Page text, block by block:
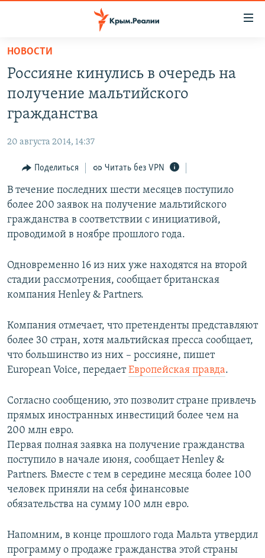
Вернуться
основному
содержанию
Вернутся
главной
навигации
Вернутся
поиску
11 ЛЕТ ОККУПАЦИИ КРЫМА. 11 ИСТОРИЙ СОПРОТИВЛЕНИЯ
ВОДА
ЕЩЕ
ИНТЕРАКТИВ
ИНФОГРАФИКА
СОВЕТЫ ПРАВОЗАЩИТНИКОВ
ПОБЕДИТЕЛЕЙ НЕ СУДЯТ?
КРЫМ.НЕПОКОРЕННЫЙ
УКРАИНСКАЯ ПРОБЛЕМА КРЫМА
РАДІО СВОБОДА
КАК ОБОЙТИ БЛОКИРОВКУ
Українською
Qırımtatar
Все сайты RFE/RL
НОВОСТИ
Россияне кинулись в очередь на
получение мальтийского
гражданства
20 августа 2014, 14:37
Поделиться Читать без VPN
В течение последних шести месяцев поступило
более 200 заявок на получение мальтийского
гражданства в соответствии с инициативой,
проводимой в ноябре прошлого года.
Одновременно 16 из них уже находятся на второй
стадии рассмотрения, сообщает британская
компания Henley & Partners.
Компания отмечает, что претенденты представляют
более 30 стран, хотя мальтийская пресса сообщает,
что большинство из них – россияне, пишет
European Voice, передаетЕвропейская правда.
Согласно сообщению, это позволит стране привлечь
прямых иностранных инвестиций более чем на
200 млн евро.
Первая полная заявка на получение гражданства
поступило в начале июня, сообщает Henley &
Partners. Вместе с тем в середине месяца более 100
человек приняли на себя финансовые
обязательства на сумму 100 млн евро.
Напомним, в конце прошлого года Мальта утвердил
программу о продаже гражданства этой страны